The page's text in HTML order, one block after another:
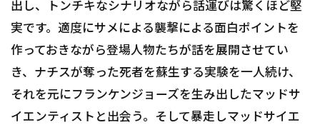
出し、トンチキなシナリオながら話運びは驚くほど堅
実です。適度にサメによる襲撃による面白ポイントを
作っておきながら登場人物たちが話を展開させてい
き、ナチスが奪った死者を蘇生する実験を一人続け、
それを元にフランケンジョーズを生み出したマッドサ
イエンティストと出会う。そして暴走しマッドサイエ